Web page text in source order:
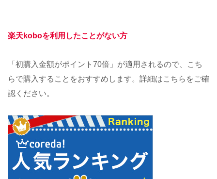
楽天koboを利用したことがない方
「初購入金額がポイント70倍」が適用されるので、こち
らで購入することをおすすめします。詳細はこちらをご確
認ください。